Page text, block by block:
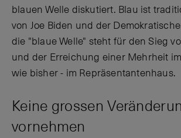
blauen Welle diskutiert. Blau ist
von Joe Biden und der
die "blaue Welle" steht für den Sieg
und der Erreichung einer Mehrheit
wie bisher - im Repräsentantenhaus.
Keine grossen
vornehmen